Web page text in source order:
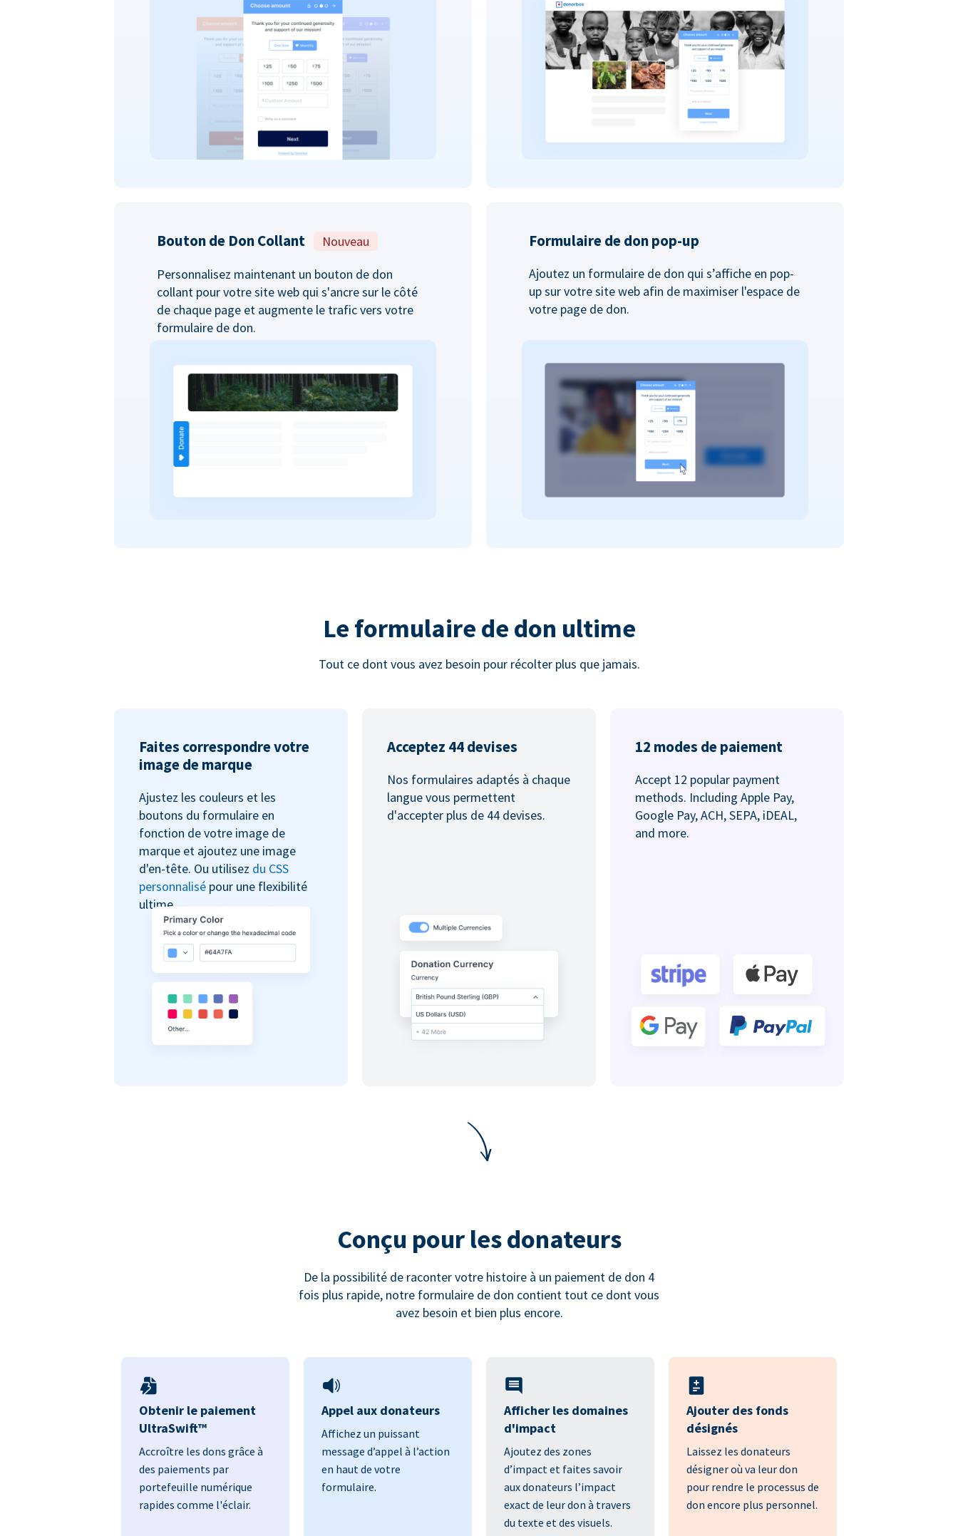
Bouton de Don Collant Nouveau
Personnalisez maintenant un bouton de don
collant pour votre site web qui s'ancre sur le côté
de chaque page et augmente le trafic vers votre
formulaire de don.
Formulaire de don pop-up
Ajoutez un formulaire de don qui s’affiche en pop-
up sur votre site web afin de maximiser l'espace de
votre page de don.
Le formulaire de don ultime
Tout ce dont vous avez besoin pour récolter plus que jamais.
Faites correspondre votre
image de marque
Ajustez les couleurs et les
boutons du formulaire en
fonction de votre image de
marque et ajoutez une image
d'en-tête. Ou utilisez du CSS
personnalisé pour une flexibilité
ultime.
Acceptez 44 devises
Nos formulaires adaptés à chaque
langue vous permettent
d'accepter plus de 44 devises.
12 modes de paiement
Accept 12 popular payment
methods. Including Apple Pay,
Google Pay, ACH, SEPA, iDEAL,
and more.
Conçu pour les donateurs
De la possibilité de raconter votre histoire à un paiement de don 4
fois plus rapide, notre formulaire de don contient tout ce dont vous
avez besoin et bien plus encore.
Obtenir le paiement
UltraSwift™
Accroître les dons grâce à
des paiements par
portefeuille numérique
rapides comme l'éclair.
Appel aux donateurs
Affichez un puissant
message d’appel à l’action
en haut de votre
formulaire.
Afficher les domaines
d'impact
Ajoutez des zones
d’impact et faites savoir
aux donateurs l’impact
exact de leur don à travers
du texte et des visuels.
Ajouter des fonds
désignés
Laissez les donateurs
désigner où va leur don
pour rendre le processus de
don encore plus personnel.